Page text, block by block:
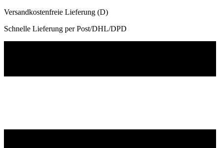
Versandkostenfreie Lieferung (D)
Schnelle Lieferung per Post/DHL/DPD